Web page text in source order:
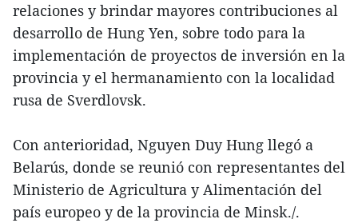
relaciones y brindar mayores contribuciones al
desarrollo de Hung Yen, sobre todo para la
implementación de proyectos de inversión en la
provincia y el hermanamiento con la localidad
rusa de Sverdlovsk.
Con anterioridad, Nguyen Duy Hung llegó a
Belarús, donde se reunió con representantes del
Ministerio de Agricultura y Alimentación del
país europeo y de la provincia de Minsk./.